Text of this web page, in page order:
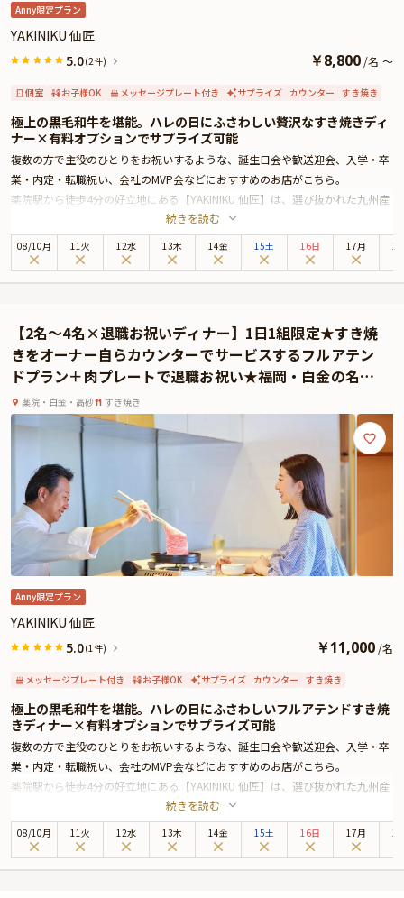
そのため、お客様への確実なお届けを優先し、一時的にプランページ上でのお
祝いアイテムの掲載を休止しております。
Anny限定プラン
YAKINIKU 仙匠
5.0(2件) ￥8,800 /名 ～
個室 お子様OK メッセージプレート付き サプライズ カウンター すき焼き
極上の黒毛和牛を堪能。ハレの日にふさわしい贅沢なすき焼きディ
ナー×有料オプションでサプライズ可能
複数の方で主役のひとりをお祝いするような、誕生日会や歓送迎会、入学・卒
業・内定・転職祝い、会社のMVP会などにおすすめのお店がこちら。
薬院駅から徒歩4分の好立地にある【YAKINIKU 仙匠】は、選び抜かれた九州産
の黒毛和牛を楽しめる名店。スタイリッシュな空間が広がる店内は、特別な夜
にぴったりの雰囲気を演出します。
【YAKINIKU 仙匠】が提供する「すき焼きコース」2種は、大切なお祝いの夜を
¥16,500
また、座席はカウンター席・テーブル席・半個室席をご用意。シーンに合わせ
て最適な空間をお選びいただけます。サプライズ演出にぴったりの肉プレート
もセットです。
さらに本プランでは、有料オプションで、サプライズにぴったりな花束・ギフ
ト・カスタマイズ可能なメッセージカードなどをお付けすることが出来ます。
詳しくは本ページ中段の「お祝いアイテム」の欄で、ご選択頂けます。
美味しさと上質な空間、そして心のこもったおもてなしがそろう【YAKINIKU
仙匠】で、大切な人と特別なディナーをお楽しみください。
※令和8年熊本地震の影響により、当面の間、九州地方宛のお祝いアイテム配
送に遅延が発生する可能性がございます。
そのため、お客様への確実なお届けを優先し、一時的にプランページ上でのお
祝いアイテムの掲載を休止しております。
続きを読む
08/10月 11火 12水 13木 14金 15土 16日 17月
【2名～4名×退職お祝いディナー】1日1組限定★すき焼
きをオーナー自らカウンターでサービスするフルアテン
ドプラン＋肉プレートで退職お祝い★福岡・白金の名店
でとっておきの時間を
薬院・白金・高砂 すき焼き
Anny限定プラン
YAKINIKU 仙匠
5.0(1件) ￥11,000 /名
メッセージプレート付き お子様OK サプライズ カウンター すき焼き
極上の黒毛和牛を堪能。ハレの日にふさわしいフルアテンドすき焼
きディナー×有料オプションでサプライズ可能
複数の方で主役のひとりをお祝いするような、誕生日会や歓送迎会、入学・卒
業・内定・転職祝い、会社のMVP会などにおすすめのお店がこちら。
薬院駅から徒歩4分の好立地にある【YAKINIKU 仙匠】は、選び抜かれた九州産
の黒毛和牛を楽しめる名店。スタイリッシュな空間が広がる店内は、特別な夜
にぴったりの雰囲気を演出します。
【YAKINIKU 仙匠】が提供する「すき焼きフルアテンドプラン」は、大切な夜
続きを読む
08/10月 11火 12水 13木 14金 15土 16日 17月